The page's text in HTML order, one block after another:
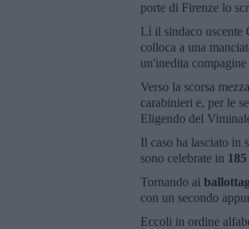
porte di Firenze lo
Lì il sindaco uscente
colloca a una
un'inedita
Verso la scorsa
carabinieri e, per le
Eligendo del
Il caso ha lasciato in
sono celebrate in 185
Tornando ai
con un secondo
Eccoli in ordine